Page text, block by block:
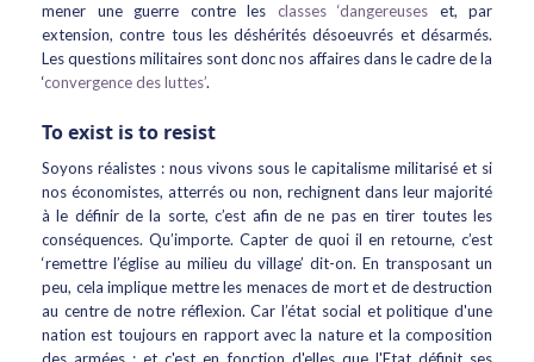
mener une guerre contre les classes ‘dangereuses et, par
extension, contre tous les déshérités désoeuvrés et désarmés.
Les questions militaires sont donc nos affaires dans le cadre de la
‘convergence des luttes’.
To exist is to resist
Soyons réalistes : nous vivons sous le capitalisme militarisé et si
nos économistes, atterrés ou non, rechignent dans leur majorité
à le définir de la sorte, c’est afin de ne pas en tirer toutes les
conséquences. Qu’importe. Capter de quoi il en retourne, c’est
‘remettre l’église au milieu du village’ dit-on. En transposant un
peu, cela implique mettre les menaces de mort et de destruction
au centre de notre réflexion. Car l’état social et politique d'une
nation est toujours en rapport avec la nature et la composition